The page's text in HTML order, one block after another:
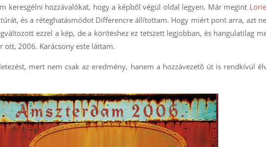
keresgélni hozzávalókat, hogy a képből végül oldal legyen. Már megint
és a réteghatásmódot Differencre állítottam. Hogy miért pont arra, azt
ezzel a kép, de a körítéshez ez tetszett legjobban, és hangulatilag
ott, 2006. Karácsony este láttam.
mert nem csak az eredmény, hanem a hozzávezető út is rendkívül